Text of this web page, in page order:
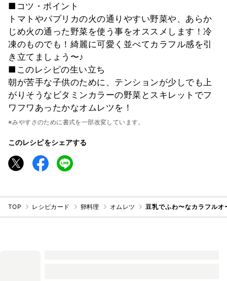
■コツ・ポイント
トマトやパプリカの火の通りやすい野菜や、あらか
じめ火の通った野菜を使う事をオススメします！冷
凍のものでも！綺麗に可愛く並べてカラフル感を引
き立てましょう〜♪
■このレシピの生い立ち
朝が苦手な子供のために、テンションが少しでも上
がりそうなビタミンカラーの野菜とスキレットでフ
ワフワあったかなオムレツを！
※みやすさのために書式を一部改変しています。
このレシピをシェアする
TOP レシピカード 卵料理 オムレツ 豆乳でふわ〜なカラフルオ